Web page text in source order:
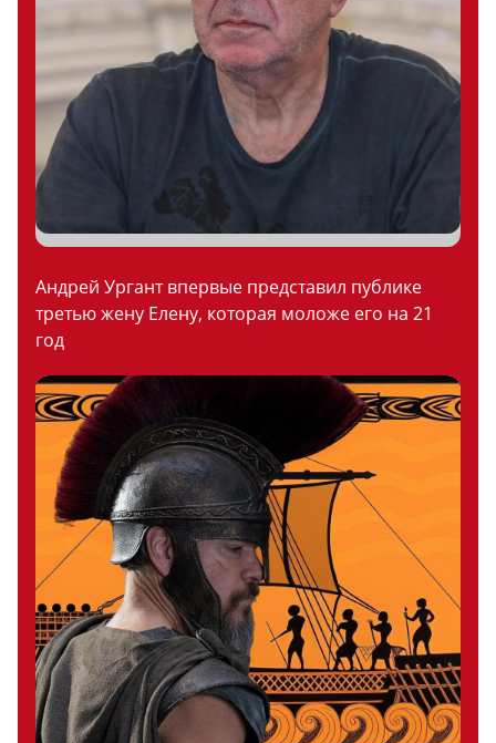
Андрей Ургант впервые представил публике
третью жену Елену, которая моложе его на 21
год